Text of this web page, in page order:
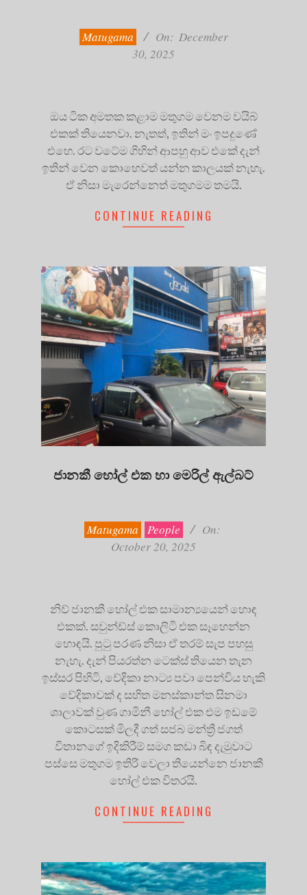
Matugama On: December
30, 2025
ඔය ටික අමතක කළාම මතුගම වෙනම වයිබ්
එකක් තියෙනවා. නැතත්, ඉතින් මං ඉපදුණේ
එහෙ. රට වටේම ගිහින් ආපහු ආව එකේ දැන්
ඉතින් වෙන කොහෙවත් යන්න කාලයක් නැහැ.
ඒ නිසා මැරෙන්නෙත් මතුගමම තමයි.
CONTINUE READING
ජානකී හෝල් එක හා මෙරිල් ඇල්බට්
Matugama People
On:
October 20, 2025
නිව් ජානකී හෝල් එක සාමාන්‍යයෙන් හොඳ
එකක්. සවුන්ඩ්ස් කොලිටි එක සෑහෙන්න
හොඳයි. පුටු පරණ නිසා ඒ තරම් සැප පහසු
නැහැ. දැන් පියරත්න ටෙක්ස් තියෙන තැන
ඉස්සර පිහිටි, වේදිකා නාට්‍ය පවා පෙන්විය හැකි
වේදිකාවක් ද සහිත මනස්කාන්ත සිනමා
ශාලාවක් වුණ ගාමිනී හෝල් එක එම ඉඩමේ
කොටසක් මිලදී ගත් සජබ මන්ත්‍රී ජගත්
විතානගේ ඉදිකිරීම් සමග කඩා බිඳ දැමුවාට
පස්සෙ මතුගම ඉතිරි වෙලා තියෙන්නෙ ජානකී
හෝල් එක විතරයි.
CONTINUE READING